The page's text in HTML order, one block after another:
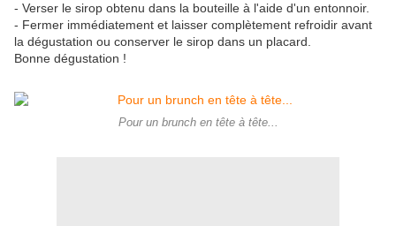
- Verser le sirop obtenu dans la bouteille à l'aide d'un entonnoir.
- Fermer immédiatement et laisser complètement refroidir avant
la dégustation ou conserver le sirop dans un placard.
Bonne dégustation !
Pour un brunch en tête à tête...